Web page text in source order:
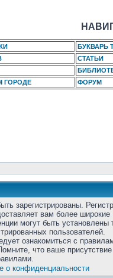
БУКВАРЬ
СТАТЬИ
ГОРОДЕ
ФОРУМ
зарегистрированы.
вам более широкие
могут быть установлены
пользователей.
ознакомиться с
что ваше
о конфиденциальности